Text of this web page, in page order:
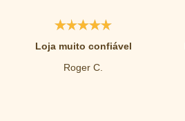
Loja muito confiável
Roger C.